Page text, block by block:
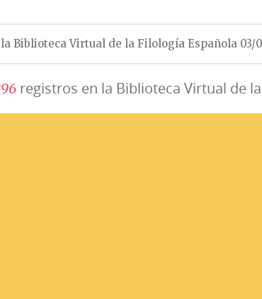
Biblioteca Virtual de la Filología Española 03/
96registros en la Biblioteca Virtual de